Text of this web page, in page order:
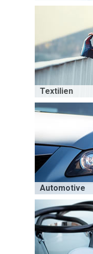
Textilien
Automotive